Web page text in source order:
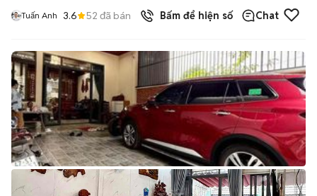
Tuấn Anh 3.6 52 đã bán Bấm để hiện số Chat